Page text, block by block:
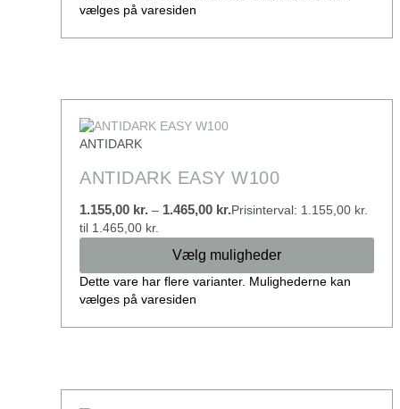
vælges på varesiden
ANTIDARK
ANTIDARK EASY W100
1.155,00 kr. – 1.465,00 kr.Prisinterval: 1.155,00 kr.
til 1.465,00 kr.
Vælg muligheder
Dette vare har flere varianter. Mulighederne kan
vælges på varesiden